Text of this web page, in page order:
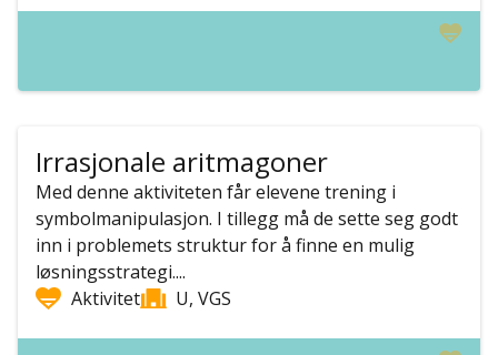
Irrasjonale aritmagoner
Med denne aktiviteten får elevene trening i
symbolmanipulasjon. I tillegg må de sette seg godt
inn i problemets struktur for å finne en mulig
løsningsstrategi....
Aktivitet
U, VGS